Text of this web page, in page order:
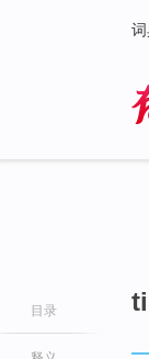
目录